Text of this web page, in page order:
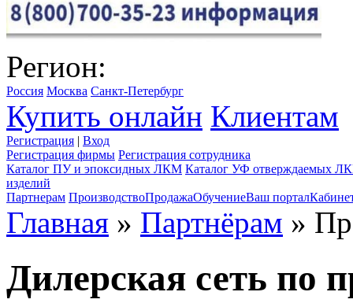
Регион:
Россия Москва Санкт-Петербург
Купить онлайн Клиентам
Регистрация | Вход
Регистрация фирмы Регистрация сотрудника
Каталог ПУ и эпоксидных ЛКМ Каталог УФ отверждаемых
изделий
Партнерам ПроизводствоПродажаОбучениеВаш портал
Главная » Партнёрам »
Дилерская сеть по